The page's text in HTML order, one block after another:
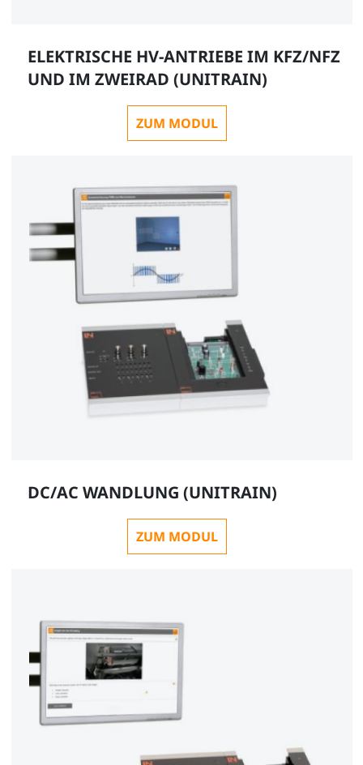
ELEKTRISCHE HV-ANTRIEBE IM KFZ/NFZ
UND IM ZWEIRAD (UNITRAIN)
ZUM MODUL
DC/AC WANDLUNG (UNITRAIN)
ZUM MODUL